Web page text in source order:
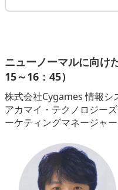
ニューノーマルに向け
15～16：45）
株式会社Cygames 情報シ
アカマイ・テクノロジー
ーケティングマネージャ